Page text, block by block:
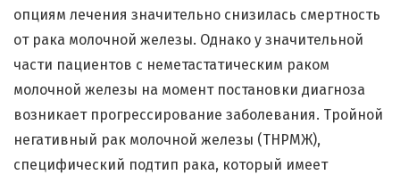
опциям лечения значительно снизилась смертность
от рака молочной железы. Однако у значительной
части пациентов с неметастатическим раком
молочной железы на момент постановки диагноза
возникает прогрессирование заболевания. Тройной
негативный рак молочной железы (ТНРМЖ),
специфический подтип рака, который имеет